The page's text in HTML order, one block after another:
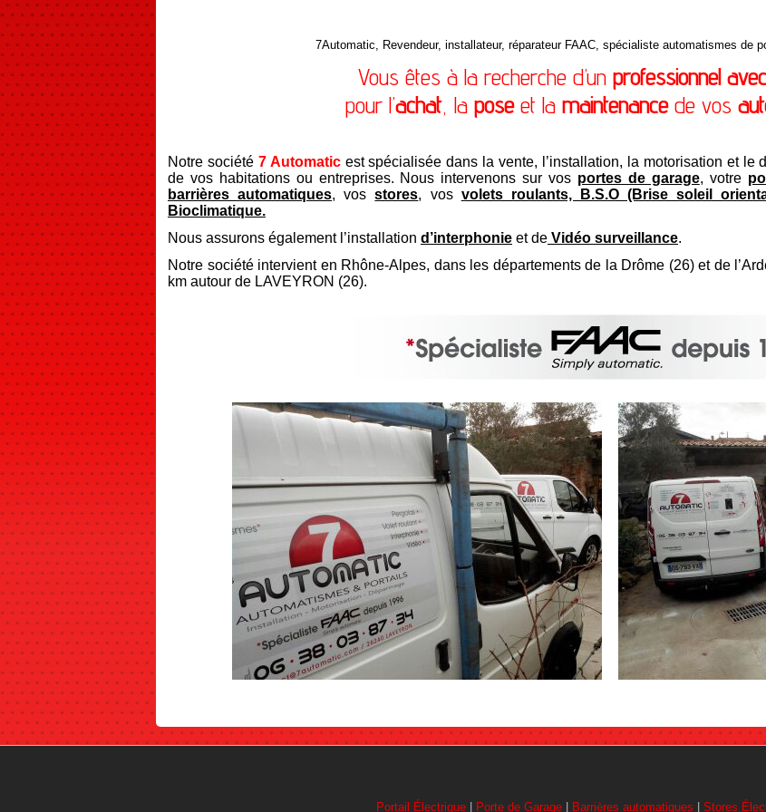
7Automatic, Revendeur, installateur, réparateur FAAC, spécialiste automatismes de
Vous êtes à la recherche d’un professionnel
pour l’achat, la poseet la maintenancede vos
Notre société 7 Automaticest spécialisée dans la vente, l’installation, la motorisation et le
de vos habitations ou entreprises. Nous intervenons sur vos portes de garage, votre
barrières automatiques, vosstores, vos volets roulants, B.S.O (Brise soleil
Bioclimatique.
Nous assurons également l’installation d’interphonie et de Vidéo surveillance.
Notre société intervient en Rhône-Alpes, dans les départements de la Drôme (26) et de
km autour de LAVEYRON (26).
Portail Électrique| Porte de Garage| Barrières automatiques Stores